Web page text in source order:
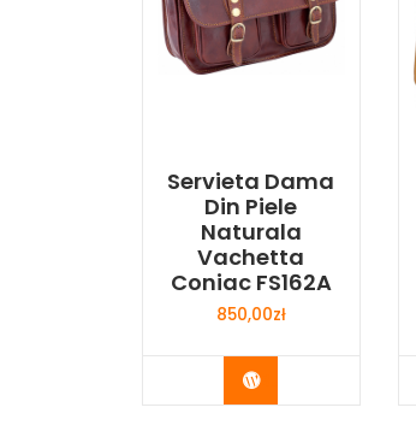
Servieta Dama
Din Piele
Naturala
Vachetta
Coniac FS162A
850,00zł
Buy Now